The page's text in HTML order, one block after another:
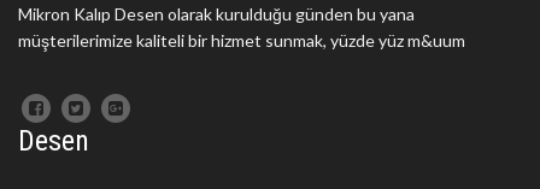
Mikron Kalıp Desen olarak kurulduğu günden bu yana
müşterilerimize kaliteli bir hizmet sunmak, yüzde yüz m&uum
Desen